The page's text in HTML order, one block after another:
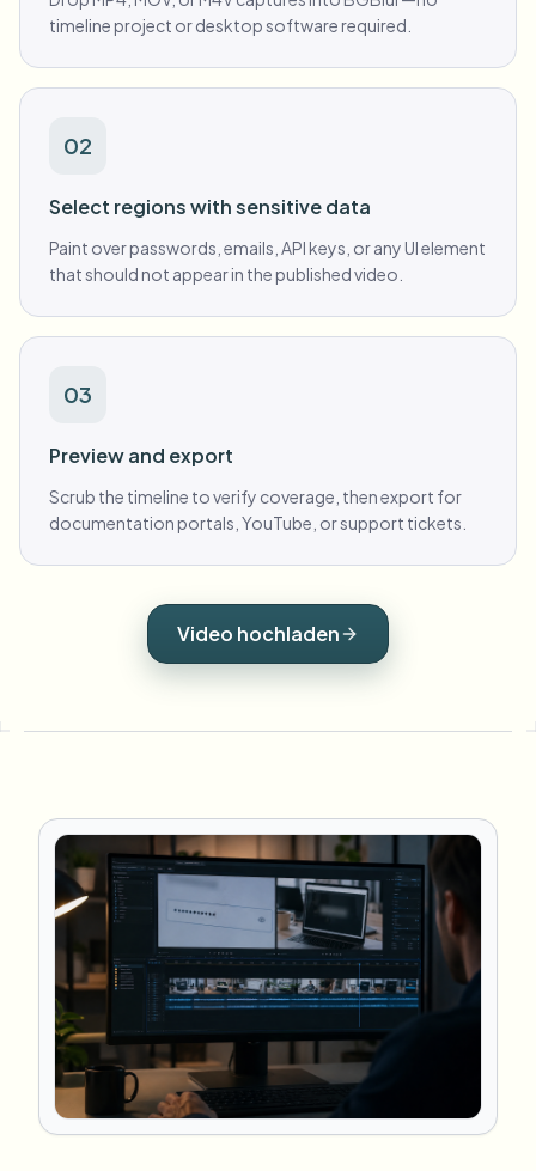
timeline project or desktop software required.
02
Select regions with sensitive data
Paint over passwords, emails, API keys, or any UI element
that should not appear in the published video.
03
Preview and export
Scrub the timeline to verify coverage, then export for
documentation portals, YouTube, or support tickets.
Video hochladen